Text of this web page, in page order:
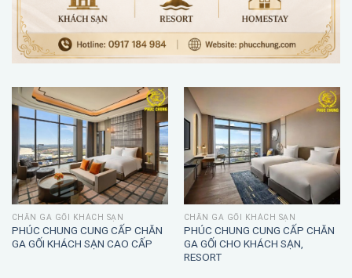
CHĂN GA GỐI KHÁCH SẠN
PHÚC CHUNG CUNG CẤP CHĂN
GA GỐI KHÁCH SẠN CAO CẤP
CHĂN GA GỐI KHÁCH SẠN
PHÚC CHUNG CUNG CẤP CHĂN
GA GỐI CHO KHÁCH SẠN,
RESORT